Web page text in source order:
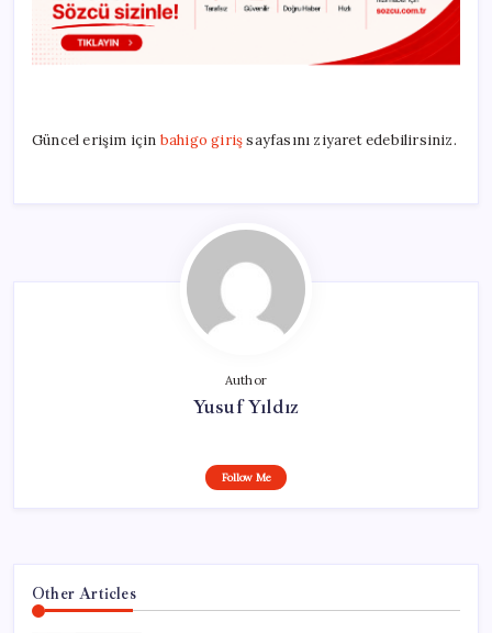
Güncel erişim için bahigo girişsayfasını ziyaret edebilirsiniz.
Author
Yusuf Yıldız
Follow Me
Other Articles